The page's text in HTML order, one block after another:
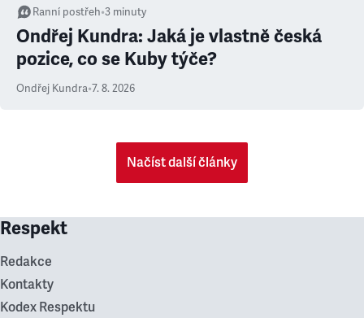
Ranní postřeh•3 minuty
Ondřej Kundra: Jaká je vlastně česká
pozice, co se Kuby týče?
Ondřej Kundra•7. 8. 2026
Načíst další články
Respekt
Redakce
Kontakty
Kodex Respektu